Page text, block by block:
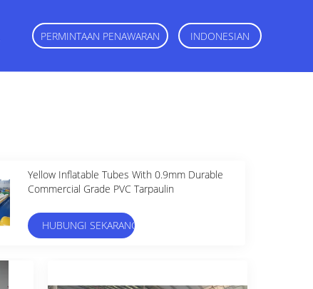
PERMINTAAN PENAWARAN INDONESIAN
Yellow Inflatable Tubes With 0.9mm Durable
Commercial Grade PVC Tarpaulin
HUBUNGI SEKARANG